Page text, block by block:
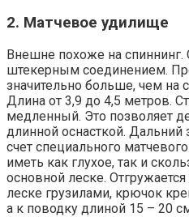
2. Матчевое удилище
Внешне похоже на спиннинг.
штекерным соединением.
значительно больше, чем на
Длина от 3,9 до 4,5 метров.
медленный. Это позволяет
длинной оснасткой. Дальний
счет специального
иметь как глухое, так и
основной леске.
леске грузилами, крючок
а к поводку длиной 15 – 20